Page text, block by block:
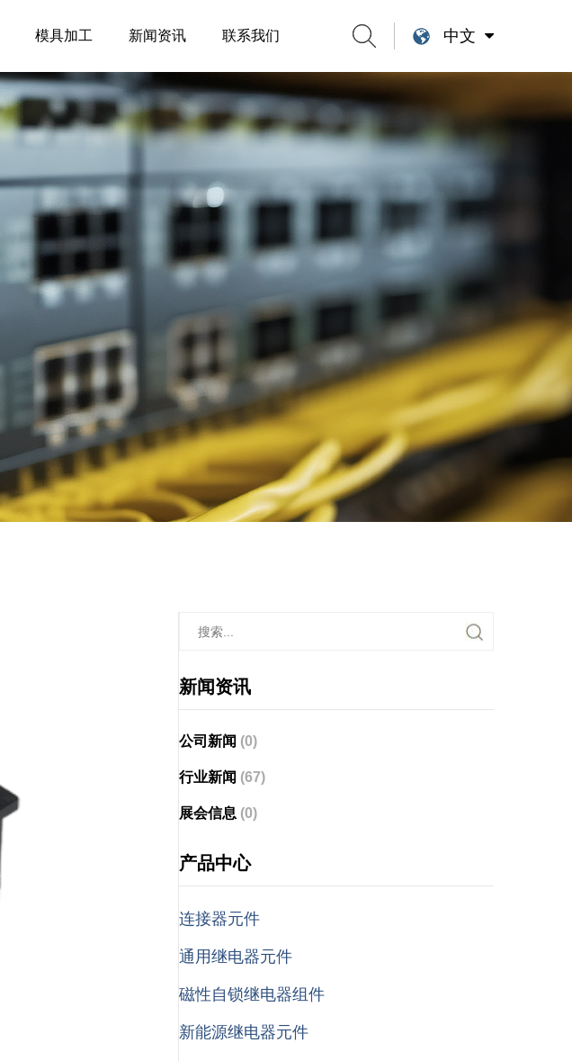
模具加工 新闻资讯 联系我们 中文
新闻资讯
公司新闻 (0)
行业新闻 (67)
展会信息 (0)
产品中心
连接器元件
通用继电器元件
磁性自锁继电器组件
新能源继电器元件